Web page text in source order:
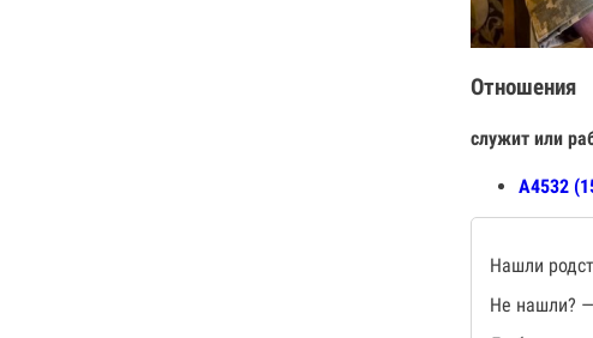
Отношения
служит или
А4532
Нашли
Не нашли?